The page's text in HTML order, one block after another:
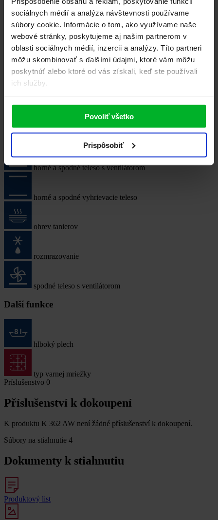
sociálnych médií a analýza návštevnosti používame
súbory cookie. Informácie o tom, ako využívame naše
webové stránky, poskytujeme aj našim partnerom v
oblasti sociálnych médií, inzercii a analýzy. Títo partneri
môžu skombinovať s ďalšími údajmi, ktoré vám môžu
poskytnúť alebo ktoré od vás získali, keď ste používali
ich služby.
Povoliť všetko
Prispôsobiť
Spôsob ohrevu
Čistenie parou - EcoClean
elektrický gril
horné a spodné teleso s ventilátorom
horné a spodné vyhrievacie teleso
ohrev tanierov
rozmrazovanie
spodné teleso s ventilátorom
Další funkce
hlboký plech
typ varnej mriežky
Príslušenstvo 0
Příslušenství k dokoupení
K produktu K 362 AW není žádné příslušenství k dokoupení.
Súbory na stiahnutie 4
Dokumenty k stiahnutiu
Produktový list